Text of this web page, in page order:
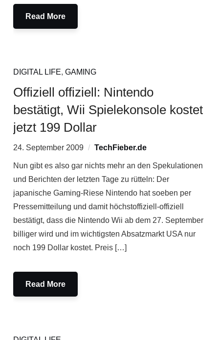
Read More
DIGITAL LIFE, GAMING
Offiziell offiziell: Nintendo
bestätigt, Wii Spielekonsole kostet
jetzt 199 Dollar
24. September 2009 TechFieber.de
Nun gibt es also gar nichts mehr an den Spekulationen
und Berichten der letzten Tage zu rütteln: Der
japanische Gaming-Riese Nintendo hat soeben per
Pressemitteilung und damit höchstoffiziell-offiziell
bestätigt, dass die Nintendo Wii ab dem 27. September
billiger wird und im wichtigsten Absatzmarkt USA nur
noch 199 Dollar kostet. Preis […]
Read More